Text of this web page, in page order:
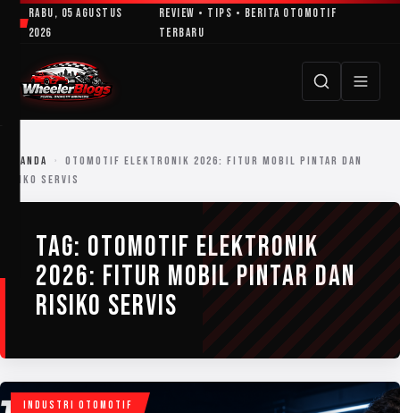
LewatiRabu, 05 Agustus
2026
Review • Tips • Berita Otomotif
Terbaru
BERANDA ›
OTOMOTIF ELEKTRONIK 2026: FITUR MOBIL PINTAR DAN
RISIKO SERVIS
TAG: OTOMOTIF ELEKTRONIK
2026: FITUR MOBIL PINTAR DAN
RISIKO SERVIS
INDUSTRI OTOMOTIF